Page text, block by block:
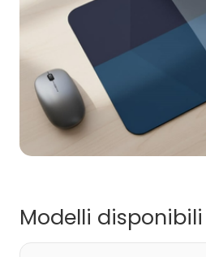
Modelli disponibili